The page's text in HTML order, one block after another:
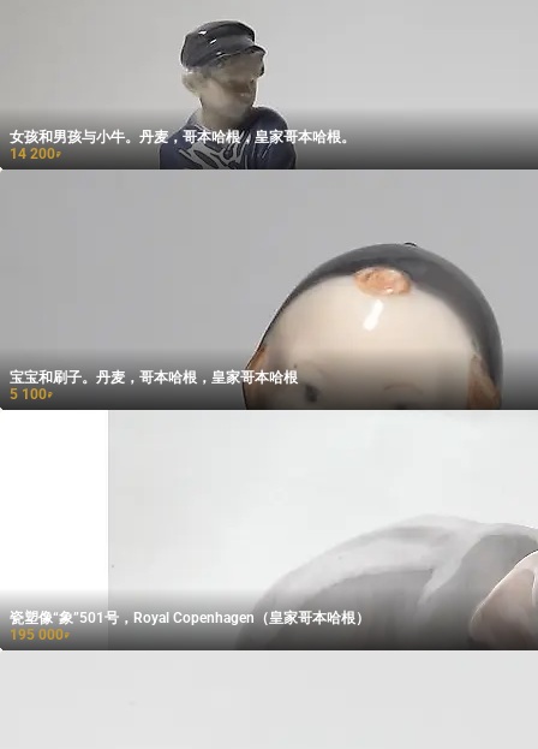
女孩和男孩与小牛。丹麦，哥本哈根，皇家哥本哈根。
14 200₽
宝宝和刷子。丹麦，哥本哈根，皇家哥本哈根
5 100₽
瓷塑像“象”501号，Royal Copenhagen（皇家哥本哈根）
195 000₽